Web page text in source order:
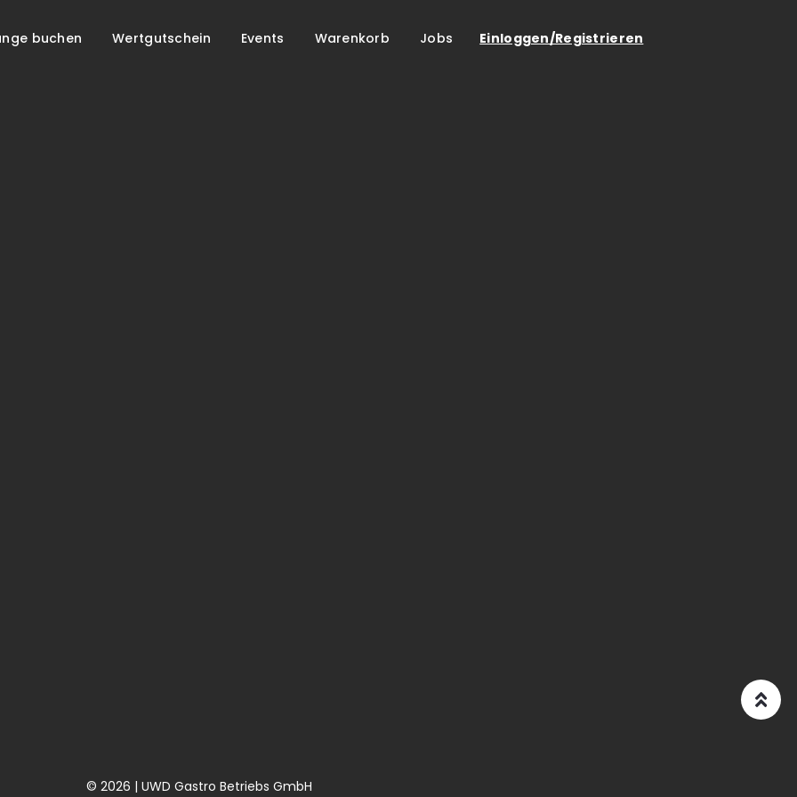
Einloggen/Registrieren
buchen Wertgutschein Events Warenkorb Jobs
© 2026 | UWD Gastro Betriebs GmbH